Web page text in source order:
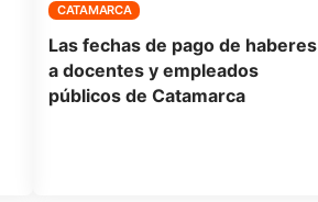
CATAMARCA
Las fechas de pago de haberes
a docentes y empleados
públicos de Catamarca